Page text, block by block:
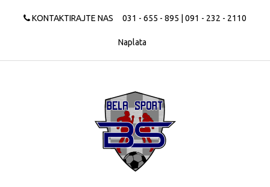
KONTAKTIRAJTE NAS 031 - 655 - 895 | 091 - 232 - 2110
Naplata